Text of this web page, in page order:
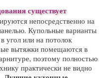
существует
непосредственно на
Купольные варианты
угол или на потолок
вытяжки помещаются в
поэтому полностью
практически не видно